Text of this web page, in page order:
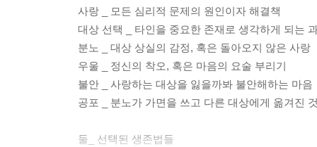
사랑 _ 모든 심리적 문제의 원인이자 해결책
대상 선택 _ 타인을 중요한 존재로 생각하게 되는
분노 _ 대상 상실의 감정, 혹은 돌아오지 않은 사랑
우울 _ 정신의 착오, 혹은 마음의 요술 부리기
불안 _ 사랑하는 대상을 잃을까봐 불안해하는 마음
공포 _ 분노가 가면을 쓰고 다른 대상에게 옮겨진
둘_ 선택된 생존법들